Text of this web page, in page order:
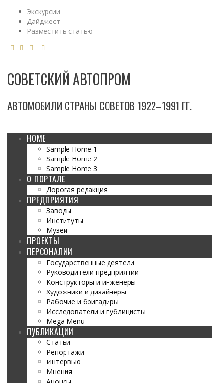
Экскурсии
Дайджест
Разместить статью
СОВЕТСКИЙ АВТОПРОМ
АВТОМОБИЛИ СТРАНЫ СОВЕТОВ 1922–1991 ГГ.
HOME
Sample Home 1
Sample Home 2
Sample Home 3
О ПОРТАЛЕ
Дорогая редакция
ПРЕДПРИЯТИЯ
Заводы
Институты
Музеи
ПРОЕКТЫ
ПЕРСОНАЛИИ
Государственные деятели
Руководители предприятий
Конструкторы и инженеры
Художники и дизайнеры
Рабочие и бригадиры
Исследователи и публицисты
Mega Menu
ПУБЛИКАЦИИ
Статьи
Репортажи
Интервью
Мнения